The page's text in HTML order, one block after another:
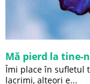
Mă pierd la tine-
Îmi place în sufletul
lacrimi, alteori e...